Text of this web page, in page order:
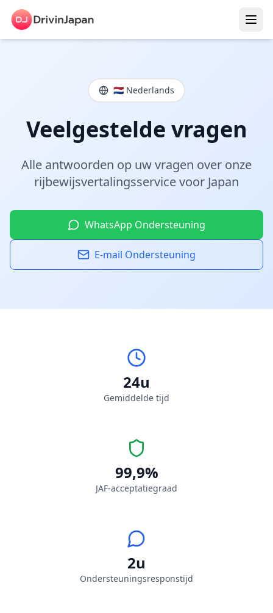
🇳🇱 Nederlands
Veelgestelde vragen
Alle antwoorden op uw vragen over onze
rijbewijsvertalingsservice voor Japan
WhatsApp Ondersteuning
E-mail Ondersteuning
24u
Gemiddelde tijd
99,9%
JAF-acceptatiegraad
2u
Ondersteuningsresponstijd